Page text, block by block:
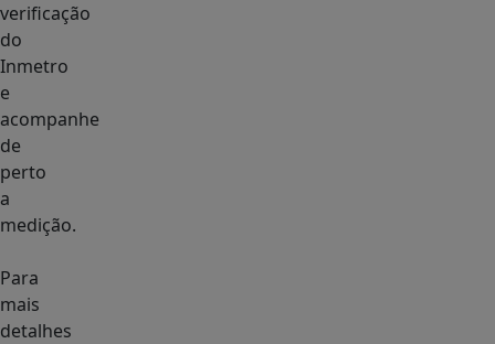
verificação
do
Inmetro
e
acompanhe
de
perto
a
medição.
Para
mais
detalhes